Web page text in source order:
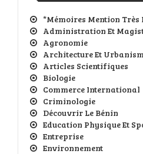
*Mémoires Mention Très
Administration Et
Agronomie
Architecture Et
Articles Scientifiques
Biologie
Commerce International
Criminologie
Découvrir Le Bénin
Education Physique Et
Entreprise
Environnement